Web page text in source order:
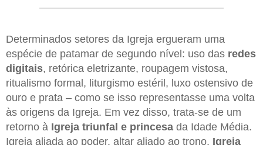
Determinados setores da Igreja ergueram uma
espécie de patamar de segundo nível: uso das redes
digitais, retórica eletrizante, roupagem vistosa,
ritualismo formal, liturgismo estéril, luxo ostensivo de
ouro e prata – como se isso representasse uma volta
às origens da Igreja. Em vez disso, trata-se de um
retorno à Igreja triunfal e princesa da Idade Média.
Igreja aliada ao poder, altar aliado ao trono, Igreja